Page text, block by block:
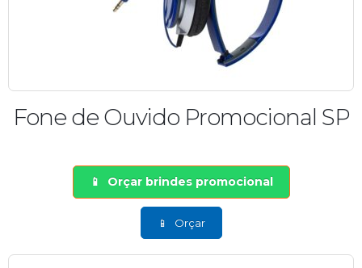
Fone de Ouvido Promocional SP
Orçar brindes promocional
Orçar